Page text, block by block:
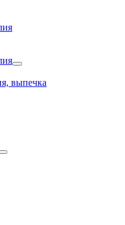
выпечка